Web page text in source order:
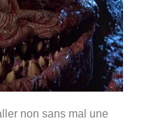
non sans mal une